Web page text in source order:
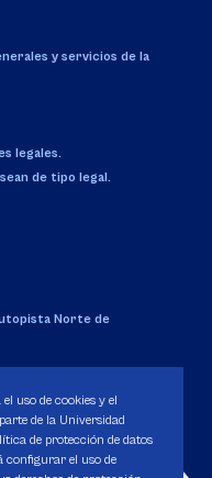
y servicios de la
legales.
de tipo legal.
Norte de
enero de 1980.
uso de cookies y el
de la Universidad
de protección de datos
configurar el uso de